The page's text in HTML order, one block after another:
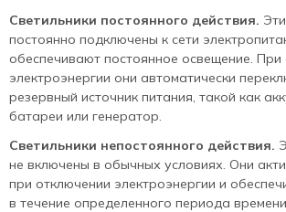
Светильники постоянного действия.
постоянно подключены к сети
обеспечивают постоянное освещение. При
электроэнергии они автоматически
резервный источник питания, такой как
батареи или генератор.
Светильники непостоянного действия.
не включены в обычных условиях. Они
при отключении электроэнергии и
в течение определенного периода